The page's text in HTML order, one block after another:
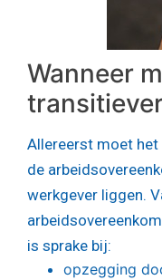
Wanneer
Allereerst moet
de
werkgever liggen.
is sprake bij:
opzegging